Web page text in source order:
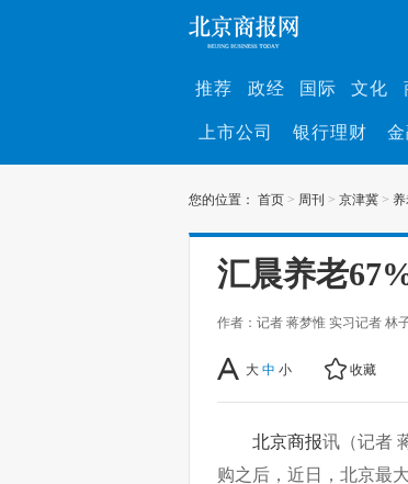
推荐 政经 国际 文化
上市公司 银行理财
您的位置： 首页 > 周刊 > 京津冀 >
汇晨养老
作者：记者 蒋梦惟 实习记者 林
大 中 小 收藏
北京商报讯（记者
购之后，近日，北京最